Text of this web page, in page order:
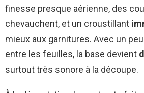
finesse presque aérienne, des
chevauchent, et un croustillant
mieux aux garnitures. Avec un
entre les feuilles, la base devient
surtout très sonore à la découpe.